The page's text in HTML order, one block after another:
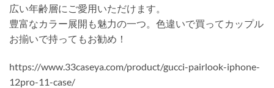
広い年齢層にご愛用いただけます。
豊富なカラー展開も魅力の一つ。色違いで買ってカップル
お揃いで持ってもお勧め！
https://www.33caseya.com/product/gucci-pairlook-iphone-
12pro-11-case/